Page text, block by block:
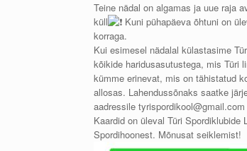
Teine nädal on algamas ja uue raja
küll
Kuni pühapäeva õhtuni on
korraga.
Kui esimesel nädalal külastasime
kõikide haridusasutustega, mis Türi
kümme erinevat, mis on tähistatud
allosas. Lahendussõnaks saatke
aadressile
Kaardid on üleval Türi
Spordihoonest. Mõnusat seiklemist!